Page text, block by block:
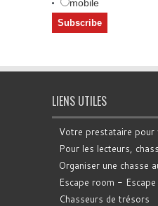
mobile
LIENS UTILES
Votre prestataire pour
Pour les lecteurs,
Organiser une chasse
Escape room - Escape
Chasseurs de trésors